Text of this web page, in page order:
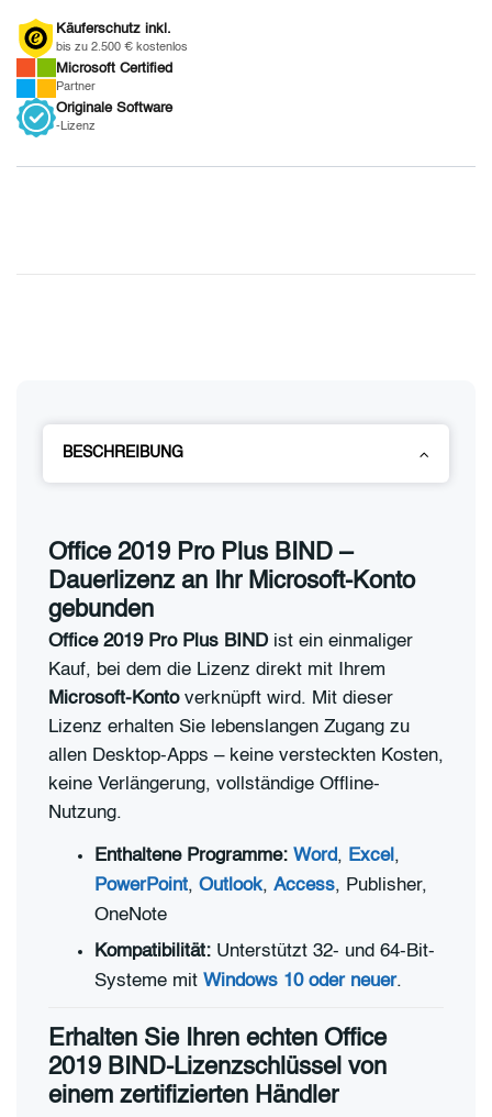
Käuferschutz inkl.
bis zu 2.500 € kostenlos
Microsoft Certified
Partner
Originale Software
-Lizenz
BESCHREIBUNG
Office 2019 Pro Plus BIND –
Dauerlizenz an Ihr Microsoft-Konto
gebunden
Office 2019 Pro Plus BINDist ein einmaliger
Kauf, bei dem die Lizenz direkt mit Ihrem
Microsoft-Kontoverknüpft wird. Mit dieser
Lizenz erhalten Sie lebenslangen Zugang zu
allen Desktop-Apps – keine versteckten Kosten,
keine Verlängerung, vollständige Offline-
Nutzung.
Enthaltene Programme: Word, Excel ,
PowerPoint, Outlook, Access, Publisher,
OneNote
Kompatibilität: Unterstützt 32- und 64-Bit-
Systeme mit Windows 10 oder neuer.
Erhalten Sie Ihren echten Office
2019 BIND-Lizenzschlüssel von
einem zertifizierten Händler